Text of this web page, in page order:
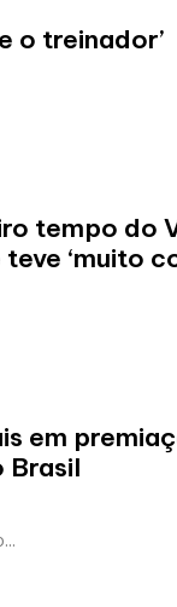
o treinador’
tempo do
‘muito
em
Brasil